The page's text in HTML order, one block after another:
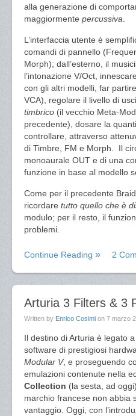
alla generazione di
maggiormente percussiva
L’interfaccia utente è
comandi di pannello
Morph); dall’esterno, il
l’intonazione V/Oct,
con gli altri modelli, far
VCA), regolare il livello di
timbrico (il vecchio Meta-
precedente), dosare la
controllare, attraverso
di Timbre, FM e Morph. Il
monoaurale OUT e di una
funzione in base al modello
Come per il precedente
ricordare tutto quello che è
modulo; per il resto, il
problemi.
Continue Reading 2
Arturia 3 Filters & 3
Written by Enrico Cosimi on 7 marzo
Il destino di Arturia è legato
software di prestigiosi
Modular V, e proseguendo
emulazioni contenute nella
Collection (la sesta, ad
marchio francese non abbia
vantaggio. Oggi, con